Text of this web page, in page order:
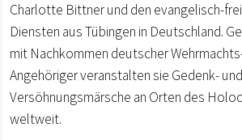
Charlotte Bittner und den evangelisch-
Diensten aus Tübingen in Deutschland.
mit Nachkommen deutscher
Angehöriger veranstalten sie Gedenk- und
Versöhnungsmärsche an Orten des
weltweit.